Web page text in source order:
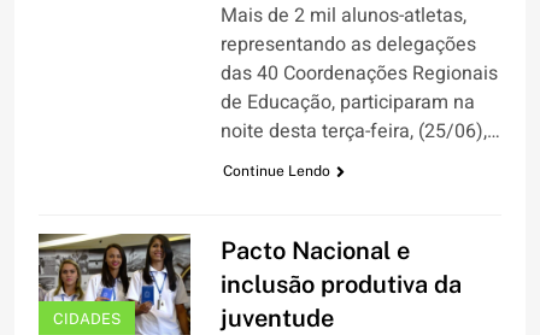
Mais de 2 mil alunos-atletas,
representando as delegações
das 40 Coordenações Regionais
de Educação, participaram na
noite desta terça-feira, (25/06),…
Continue Lendo
CIDADES
Pacto Nacional e
inclusão produtiva da
juventude